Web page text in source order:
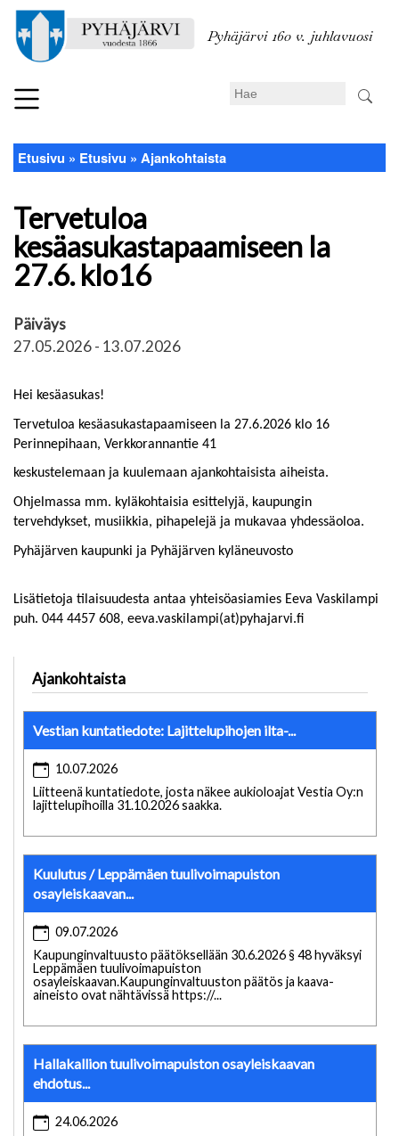
pääsisältöön
Pyhäjärvi 160 v. juhlavuosi
Search
Murupolku
Etusivu Etusivu Ajankohtaista
Tervetuloa
kesäasukastapaamiseen la
27.6. klo16
Päiväys
27.05.2026- 13.07.2026
Hei kesäasukas!
Tervetuloa kesäasukastapaamiseen la 27.6.2026 klo 16
Perinnepihaan, Verkkorannantie 41
keskustelemaan ja kuulemaan ajankohtaisista aiheista.
Ohjelmassa mm. kyläkohtaisia esittelyjä, kaupungin
tervehdykset, musiikkia, pihapelejä ja mukavaa yhdessäoloa.
Pyhäjärven kaupunki ja Pyhäjärven kyläneuvosto
Lisätietoja tilaisuudesta antaa yhteisöasiamies Eeva Vaskilampi
puh. 044 4457 608, eeva.vaskilampi(at)pyhajarvi.fi
Ajankohtaista
Vestian kuntatiedote: Lajittelupihojen ilta-...
10.07.2026
Liitteenä kuntatiedote, josta näkee aukioloajat Vestia Oy:n
lajittelupihoilla 31.10.2026 saakka.
Kuulutus / Leppämäen tuulivoimapuiston
osayleiskaavan...
09.07.2026
Kaupunginvaltuusto päätöksellään 30.6.2026 § 48 hyväksyi
Leppämäen tuulivoimapuiston
osayleiskaavan.Kaupunginvaltuuston päätös ja kaava-
aineisto ovat nähtävissä https://...
Hallakallion tuulivoimapuiston osayleiskaavan
ehdotus...
24.06.2026